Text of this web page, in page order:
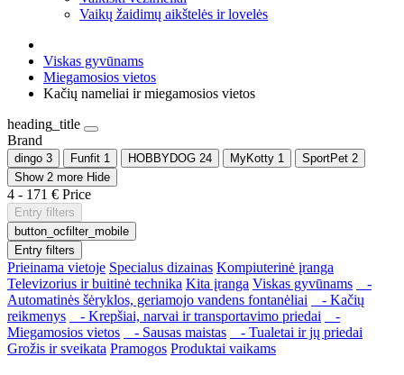
Vaikų žaidimų aikštelės ir lovelės
Viskas gyvūnams
Miegamosios vietos
Kačių nameliai ir miegamosios vietos
heading_title
Brand
dingo 3 Funfit 1 HOBBYDOG 24 MyKotty 1 SportPet 2
Show 2 more Hide
4 - 171 € Price
Entry filters
button_ocfilter_mobile
Entry filters
Prieinama vietoje Specialus dizainas Kompiuterinė įranga
Televizorius ir buitinė technika Kita įranga Viskas gyvūnams
-
Automatinės šėryklos, geriamojo vandens fontanėliai
- Kačių
reikmenys
- Krepšiai, narvai ir transportavimo priedai
-
Miegamosios vietos
- Sausas maistas
- Tualetai ir jų priedai
Grožis ir sveikata Pramogos Produktai vaikams